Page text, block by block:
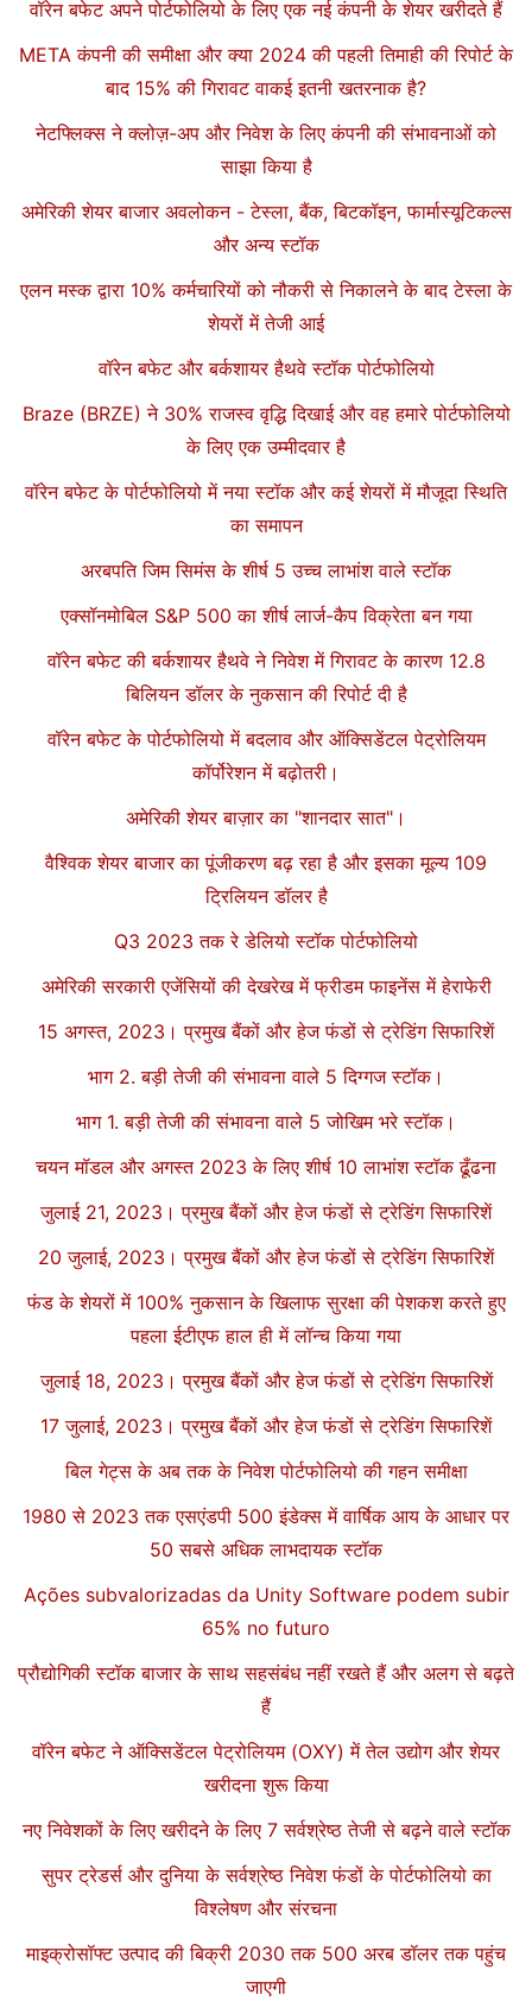
वॉरेन बफेट अपने पोर्टफोलियो के लिए एक नई कंपनी के शेयर खरीदते हैं
META कंपनी की समीक्षा और क्या 2024 की पहली तिमाही की रिपोर्ट के
बाद 15% की गिरावट वाकई इतनी खतरनाक है?
नेटफ्लिक्स ने क्लोज़-अप और निवेश के लिए कंपनी की संभावनाओं को
साझा किया है
अमेरिकी शेयर बाजार अवलोकन - टेस्ला, बैंक, बिटकॉइन, फार्मास्यूटिकल्स
और अन्य स्टॉक
एलन मस्क द्वारा 10% कर्मचारियों को नौकरी से निकालने के बाद टेस्ला के
शेयरों में तेजी आई
वॉरेन बफेट और बर्कशायर हैथवे स्टॉक पोर्टफोलियो
Braze (BRZE) ने 30% राजस्व वृद्धि दिखाई और वह हमारे पोर्टफोलियो
के लिए एक उम्मीदवार है
वॉरेन बफेट के पोर्टफोलियो में नया स्टॉक और कई शेयरों में मौजूदा स्थिति
का समापन
अरबपति जिम सिमंस के शीर्ष 5 उच्च लाभांश वाले स्टॉक
एक्सॉनमोबिल S&P 500 का शीर्ष लार्ज-कैप विक्रेता बन गया
वॉरेन बफेट की बर्कशायर हैथवे ने निवेश में गिरावट के कारण 12.8
बिलियन डॉलर के नुकसान की रिपोर्ट दी है
वॉरेन बफेट के पोर्टफोलियो में बदलाव और ऑक्सिडेंटल पेट्रोलियम
कॉर्पोरेशन में बढ़ोतरी।
अमेरिकी शेयर बाज़ार का "शानदार सात"।
वैश्विक शेयर बाजार का पूंजीकरण बढ़ रहा है और इसका मूल्य 109
ट्रिलियन डॉलर है
Q3 2023 तक रे डेलियो स्टॉक पोर्टफोलियो
अमेरिकी सरकारी एजेंसियों की देखरेख में फ्रीडम फाइनेंस में हेराफेरी
15 अगस्त, 2023। प्रमुख बैंकों और हेज फंडों से ट्रेडिंग सिफारिशें
भाग 2. बड़ी तेजी की संभावना वाले 5 दिग्गज स्टॉक।
भाग 1. बड़ी तेजी की संभावना वाले 5 जोखिम भरे स्टॉक।
चयन मॉडल और अगस्त 2023 के लिए शीर्ष 10 लाभांश स्टॉक ढूँढना
जुलाई 21, 2023। प्रमुख बैंकों और हेज फंडों से ट्रेडिंग सिफारिशें
20 जुलाई, 2023। प्रमुख बैंकों और हेज फंडों से ट्रेडिंग सिफारिशें
फंड के शेयरों में 100% नुकसान के खिलाफ सुरक्षा की पेशकश करते हुए
पहला ईटीएफ हाल ही में लॉन्च किया गया
जुलाई 18, 2023। प्रमुख बैंकों और हेज फंडों से ट्रेडिंग सिफारिशें
17 जुलाई, 2023। प्रमुख बैंकों और हेज फंडों से ट्रेडिंग सिफारिशें
बिल गेट्स के अब तक के निवेश पोर्टफोलियो की गहन समीक्षा
1980 से 2023 तक एसएंडपी 500 इंडेक्स में वार्षिक आय के आधार पर
50 सबसे अधिक लाभदायक स्टॉक
Ações subvalorizadas da Unity Software podem subir
65% no futuro
प्रौद्योगिकी स्टॉक बाजार के साथ सहसंबंध नहीं रखते हैं और अलग से बढ़ते
हैं
वॉरेन बफेट ने ऑक्सिडेंटल पेट्रोलियम (OXY) में तेल उद्योग और शेयर
खरीदना शुरू किया
नए निवेशकों के लिए खरीदने के लिए 7 सर्वश्रेष्ठ तेजी से बढ़ने वाले स्टॉक
सुपर ट्रेडर्स और दुनिया के सर्वश्रेष्ठ निवेश फंडों के पोर्टफोलियो का
विश्लेषण और संरचना
माइक्रोसॉफ्ट उत्पाद की बिक्री 2030 तक 500 अरब डॉलर तक पहुंच
जाएगी